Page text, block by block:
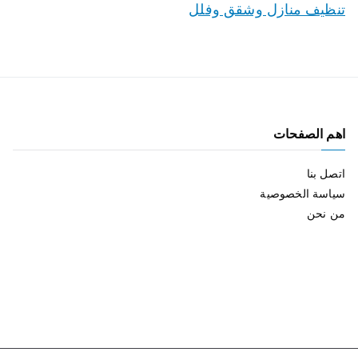
تنظيف منازل وشقق وفلل
اهم الصفحات
اتصل بنا
سياسة الخصوصية
من نحن